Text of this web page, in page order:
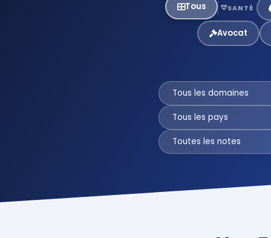
Tous SANTÉ
Avocat